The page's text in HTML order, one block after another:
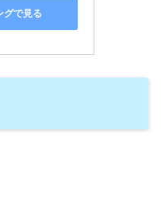
グで見る